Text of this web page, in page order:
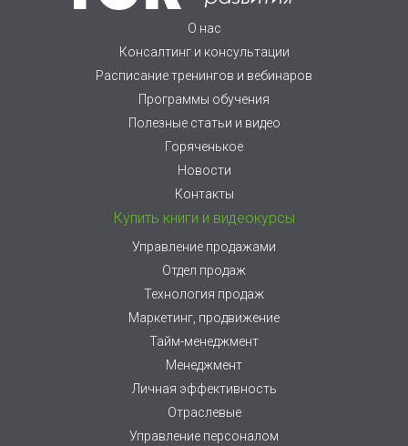
О нас
Консалтинг и консультации
Расписание тренингов и вебинаров
Программы обучения
Полезные статьи и видео
Горяченькое
Новости
Контакты
Купить книги и видеокурсы
Управление продажами
Отдел продаж
Технология продаж
Маркетинг, продвижение
Тайм-менеджмент
Менеджмент
Личная эффективность
Отраслевые
Управление персоналом